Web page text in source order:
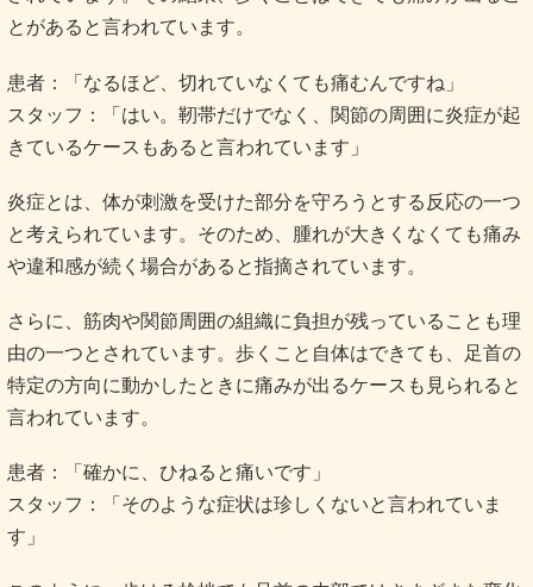
とがあると言われています。
患者：「なるほど、切れていなくても痛むんですね」
スタッフ：「はい。靭帯だけでなく、関節の周囲に炎症が起
きているケースもあると言われています」
炎症とは、体が刺激を受けた部分を守ろうとする反応の一つ
と考えられています。そのため、腫れが大きくなくても痛み
や違和感が続く場合があると指摘されています。
さらに、筋肉や関節周囲の組織に負担が残っていることも理
由の一つとされています。歩くこと自体はできても、足首の
特定の方向に動かしたときに痛みが出るケースも見られると
言われています。
患者：「確かに、ひねると痛いです」
スタッフ：「そのような症状は珍しくないと言われていま
す」